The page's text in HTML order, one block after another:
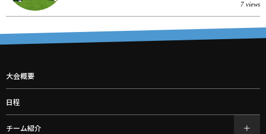
7 views
大会概要
日程
チーム紹介